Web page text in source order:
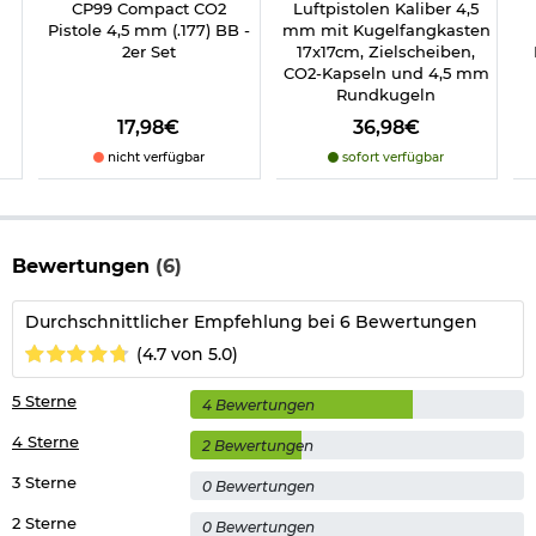
Länge: 167 mm
Lauflänge: 91 mm
Gewicht: 761 g
Wichtige waffenrechtliche Informationen:Artikel frei ab 18
Hinweis: Richtiger
Umgang mit Druckluft-, Federdruckwaffen und CO2-Waffen
Herstellerinformationen
CP99 Compact CO2
Pistole 4,5 mm (.177) BB -
2er Set
17,98€
nicht verfügbar
Luftpistolen Kaliber 4,5
mm mit Kugelfangkasten
17x17cm, Zielscheiben,
CO2-Kapseln und 4,5 mm
Rundkugeln
36,98€
sofort verfügbar
Bewertungen (6)
Durchschnittlicher Empfehlung bei 6 Bewertungen
(4.7 von 5.0)
2 Sterne 0 Bewertungen
3 Sterne 0 Bewertungen
4 Sterne 2 Bewertungen
5 Sterne 4 Bewertungen